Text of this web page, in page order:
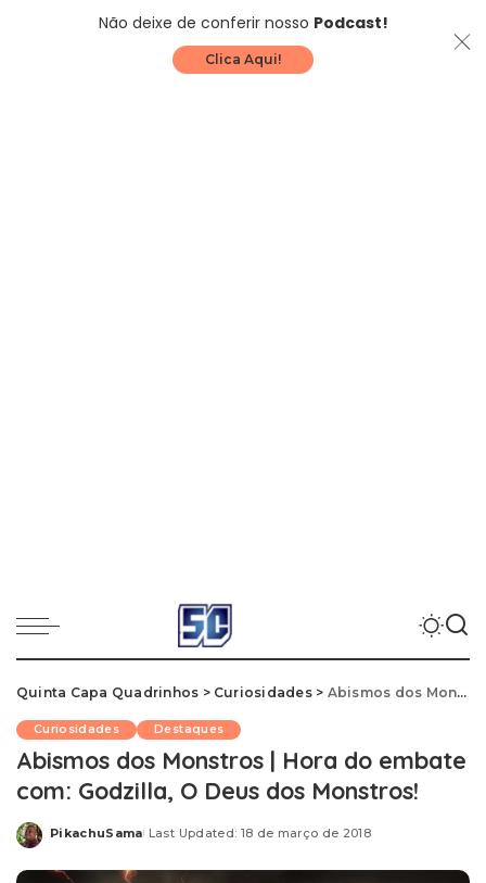
Não deixe de conferir nosso Podcast!
Clica Aqui!
Quinta Capa Quadrinhos > Curiosidades> Abismos dos Monstros | Hora do embate com: Godzilla, O Deus dos Monstros!
Curiosidades Destaques
Abismos dos Monstros | Hora do embate
com: Godzilla, O Deus dos Monstros!
Posted
PikachuSama Last Updated: 18 de março de 2018